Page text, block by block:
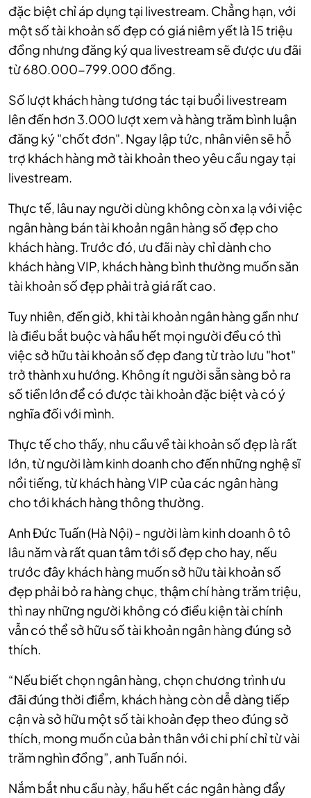
đặc biệt chỉ áp dụng tại livestream. Chẳng hạn, với
một số tài khoản số đẹp có giá niêm yết là 15 triệu
đồng nhưng đăng ký qua livestream sẽ được ưu đãi
từ 680.000-799.000 đồng.
Số lượt khách hàng tương tác tại buổi livestream
lên đến hơn 3.000 lượt xem và hàng trăm bình luận
đăng ký "chốt đơn". Ngay lập tức, nhân viên sẽ hỗ
trợ khách hàng mở tài khoản theo yêu cầu ngay tại
livestream.
Thực tế, lâu nay người dùng không còn xa lạ với việc
ngân hàng bán tài khoản ngân hàng số đẹp cho
khách hàng. Trước đó, ưu đãi này chỉ dành cho
khách hàng VIP, khách hàng bình thường muốn săn
tài khoản số đẹp phải trả giá rất cao.
Tuy nhiên, đến giờ, khi tài khoản ngân hàng gần như
là điều bắt buộc và hầu hết mọi người đều có thì
việc sở hữu tài khoản số đẹp đang từ trào lưu "hot"
trở thành xu hướng. Không ít người sẵn sàng bỏ ra
số tiền lớn để có được tài khoản đặc biệt và có ý
nghĩa đối với mình.
Thực tế cho thấy, nhu cầu về tài khoản số đẹp là rất
lớn, từ người làm kinh doanh cho đến những nghệ sĩ
nổi tiếng, từ khách hàng VIP của các ngân hàng
cho tới khách hàng thông thường.
Anh Đức Tuấn (Hà Nội) - người làm kinh doanh ô tô
lâu năm và rất quan tâm tới số đẹp cho hay, nếu
trước đây khách hàng muốn sở hữu tài khoản số
đẹp phải bỏ ra hàng chục, thậm chí hàng trăm triệu,
thì nay những người không có điều kiện tài chính
vẫn có thể sở hữu số tài khoản ngân hàng đúng sở
thích.
“Nếu biết chọn ngân hàng, chọn chương trình ưu
đãi đúng thời điểm, khách hàng còn dễ dàng tiếp
cận và sở hữu một số tài khoản đẹp theo đúng sở
thích, mong muốn của bản thân với chi phí chỉ từ vài
trăm nghìn đồng”, anh Tuấn nói.
Nắm bắt nhu cầu này, hầu hết các ngân hàng đẩy